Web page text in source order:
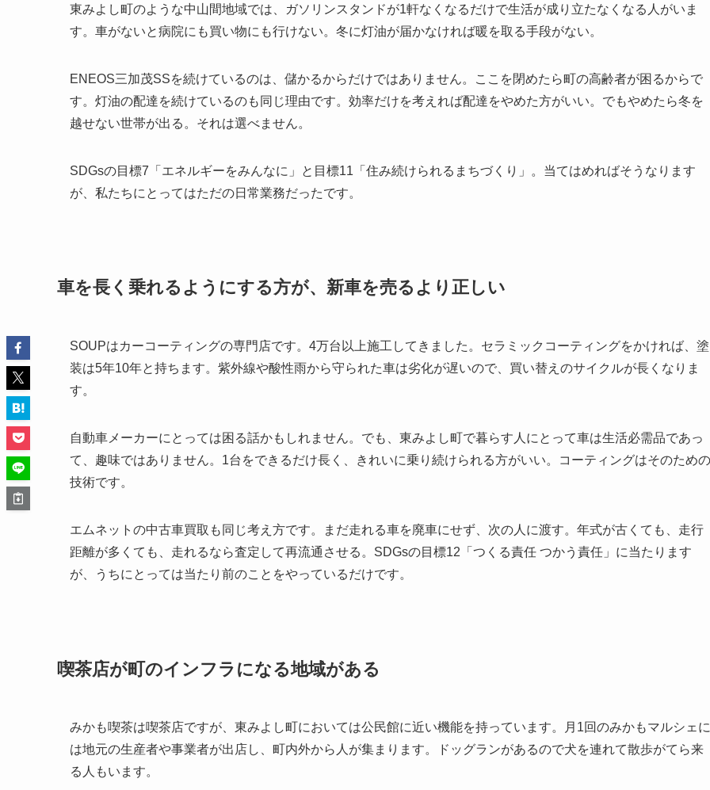
東みよし町のような中山間地域では、ガソリンスタンドが1軒なくなるだけで生活が成り立たなくなる人がいま
す。車がないと病院にも買い物にも行けない。冬に灯油が届かなければ暖を取る手段がない。
ENEOS三加茂SSを続けているのは、儲かるからだけではありません。ここを閉めたら町の高齢者が困るからで
す。灯油の配達を続けているのも同じ理由です。効率だけを考えれば配達をやめた方がいい。でもやめたら冬を
越せない世帯が出る。それは選べません。
SDGsの目標7「エネルギーをみんなに」と目標11「住み続けられるまちづくり」。当てはめればそうなります
が、私たちにとってはただの日常業務だったです。
車を長く乗れるようにする方が、新車を売るより正しい
SOUPはカーコーティングの専門店です。4万台以上施工してきました。セラミックコーティングをかければ、塗
装は5年10年と持ちます。紫外線や酸性雨から守られた車は劣化が遅いので、買い替えのサイクルが長くなりま
す。
自動車メーカーにとっては困る話かもしれません。でも、東みよし町で暮らす人にとって車は生活必需品であっ
て、趣味ではありません。1台をできるだけ長く、きれいに乗り続けられる方がいい。コーティングはそのための
技術です。
エムネットの中古車買取も同じ考え方です。まだ走れる車を廃車にせず、次の人に渡す。年式が古くても、走行
距離が多くても、走れるなら査定して再流通させる。SDGsの目標12「つくる責任 つかう責任」に当たります
が、うちにとっては当たり前のことをやっているだけです。
喫茶店が町のインフラになる地域がある
みかも喫茶は喫茶店ですが、東みよし町においては公民館に近い機能を持っています。月1回のみかもマルシェに
は地元の生産者や事業者が出店し、町内外から人が集まります。ドッグランがあるので犬を連れて散歩がてら来
る人もいます。